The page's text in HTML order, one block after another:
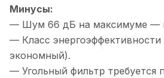
Минусы:
— Шум 66 дБ на максимуме —
— Класс
экономный).
— Угольный фильтр требуется